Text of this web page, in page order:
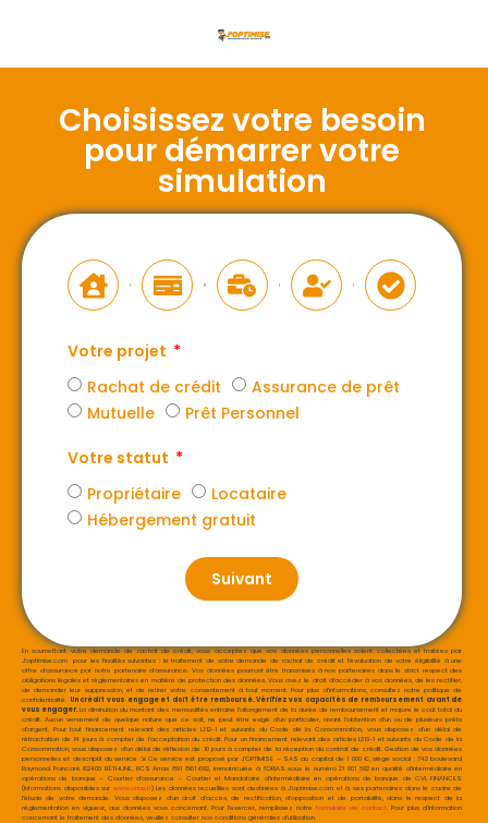
Choisissez votre besoin
pour démarrer votre
simulation
Votre projet
Rachat de crédit
Assurance de prêt
Mutuelle
Prêt Personnel
Votre statut
Propriétaire
Locataire
Hébergement gratuit
Suivant
En soumettant votre demande de rachat de crédit, vous acceptez que vos données personnelles soient collectées et traitées par
J’optimise.com pour les finalités suivantes : le traitement de votre demande de rachat de crédit et l’évaluation de votre éligibilité à une
offre d’assurance par notre partenaire d’assurance. Vos données pourront être transmises à nos partenaires dans le strict respect des
obligations légales et réglementaires en matière de protection des données. Vous avez le droit d’accéder à vos données, de les rectifier,
de demander leur suppression, et de retirer votre consentement à tout moment. Pour plus d’informations, consultez notre politique de
confidentialité. Un crédit vous engage et doit être remboursé. Vérifiez vos capacités de remboursement avant de
vous engager.La diminution du montant des mensualités entraine l’allongement de la durée de remboursement et majore le coût total du
crédit. Aucun versement de quelque nature que ce soit, ne peut être exigé d’un particulier, avant l’obtention d’un ou de plusieurs prêts
d’argent. Pour tout financement relevant des articles L312-1 et suivants du Code de la Consommation, vous disposez d’un délai de
rétractation de 14 jours à compter de l’acceptation du crédit. Pour un financement relevant des articles L313-1 et suivants du Code de la
Consommation, vous disposez d’un délai de réflexion de 10 jours à compter de la réception du contrat de crédit. Gestion de vos données
personnelles et descriptif du service ⇲ Ce service est proposé par J’OPTIMISE – SAS au capital de 1 000 €, siège social : 742 boulevard
Raymond Poincaré 62400 BÉTHUNE, RCS Arras 891 861 692, immatriculée à l’ORIAS sous le numéro 21 001 592 en qualité d’Intermédiaire en
opérations de banque – Courtier d’assurance – Courtier et Mandataire d’intermédiaire en opérations de banque de CVL FINANCES
(Informations disponibles sur www.orias.fr) Les données recueillies sont destinées à J’optimise.com et à ses partenaires dans le cadre de
l’étude de votre demande. Vous disposez d’un droit d’accès, de rectification, d’opposition et de portabilité, dans le respect de la
réglementation en vigueur, aux données vous concernant. Pour l’exercer, remplissez notreformulaire de contact. Pour plus d’information
concernant le traitement des données, veuillez consulter nos conditions générales d’utilisation.